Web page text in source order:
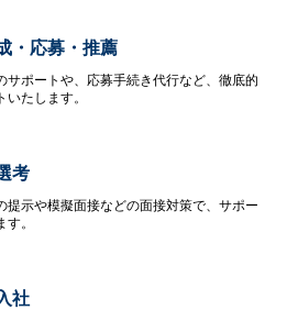
・応募・推薦
サポートや、応募手続き代行など、徹底的
いたします。
考
提示や模擬面接などの面接対策で、サポー
す。
社